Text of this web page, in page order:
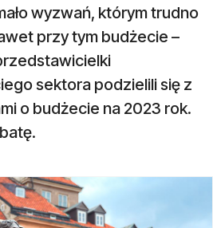
wyzwań, którym trudno
przy tym budżecie –
sektora podzielili się z
o budżecie na 2023 rok.